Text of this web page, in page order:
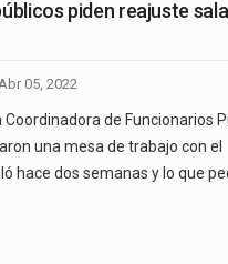
piden reajuste
05, 2022
Coordinadora de Funcionarios
una mesa de trabajo con el
hace dos semanas y lo que